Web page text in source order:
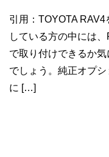
引用：TOYOTA
している方の中には
で取り付けできるか
でしょう。純正オプ
に […]